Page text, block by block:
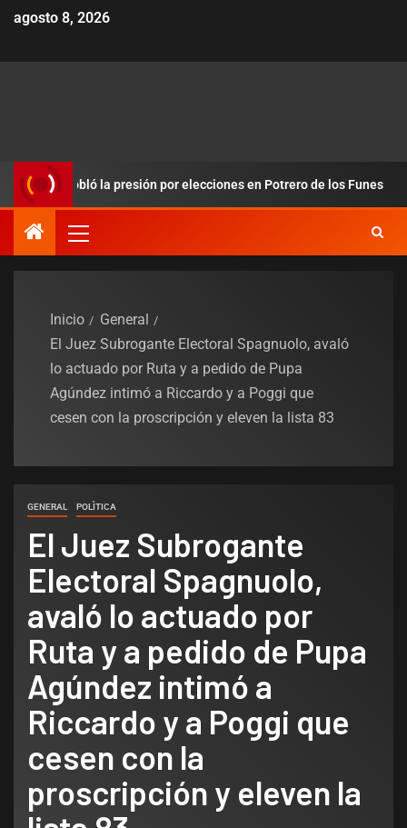
agosto 8, 2026
la presión por elecciones en Potrero de los Funes
Inicio
General
El Juez Subrogante Electoral Spagnuolo, avaló
lo actuado por Ruta y a pedido de Pupa
Agúndez intimó a Riccardo y a Poggi que
cesen con la proscripción y eleven la lista 83
GENERAL POLÌTICA
El Juez Subrogante
Electoral Spagnuolo,
avaló lo actuado por
Ruta y a pedido de Pupa
Agúndez intimó a
Riccardo y a Poggi que
cesen con la
proscripción y eleven la